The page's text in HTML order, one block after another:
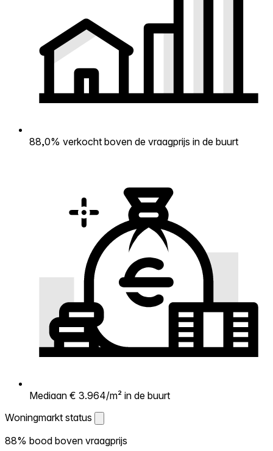
88,0% verkocht boven de vraagprijs in de buurt
Mediaan € 3.964/m² in de buurt
Woningmarkt status
Woningmarkt status
88% bood boven vraagprijs